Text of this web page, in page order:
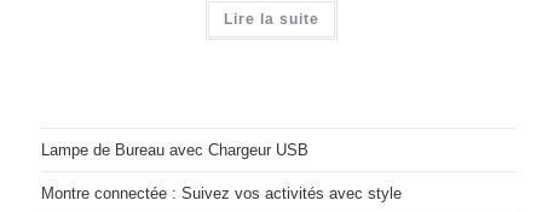
Lire la suite
Lampe de Bureau avec Chargeur USB
Montre connectée : Suivez vos activités avec style